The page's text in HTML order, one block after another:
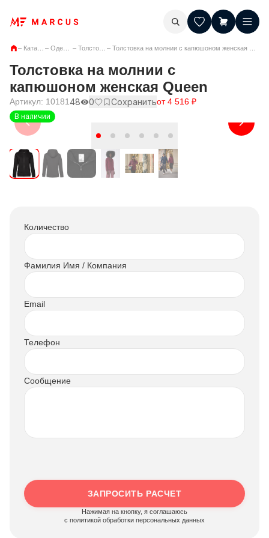
– Каталог –Одежда –Толстовки – Толстовка на молнии с капюшоном женская Queen
Толстовка на молнии с
капюшоном женская Queen
Артикул: 1018148 0 Сохранитьот4 516 ₽
В наличии
Количество
Фамилия Имя / Компания
Email
Телефон
Сообщение
ЗАПРОСИТЬ РАСЧЕТ
Нажимая на кнопку, я соглашаюсь
c политикой обработки персональных данных